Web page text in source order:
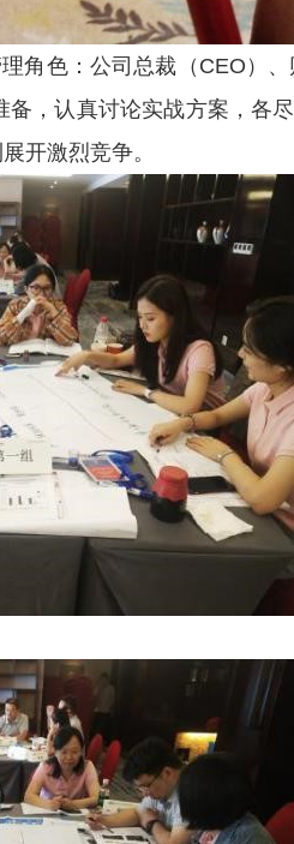
角色：公司总裁（CEO）
，认真讨论实战方案，各
开激烈竞争。